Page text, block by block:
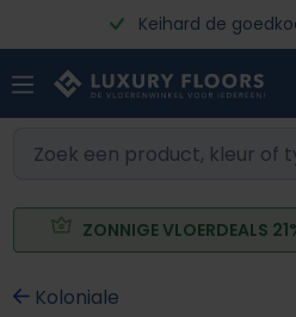
Ga naar de hoofdinhoud
Keihard de
ZONNIGE VLOERDEALS
Koloniale